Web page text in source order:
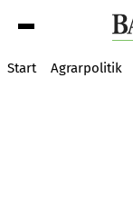
Start Agrarpolitik